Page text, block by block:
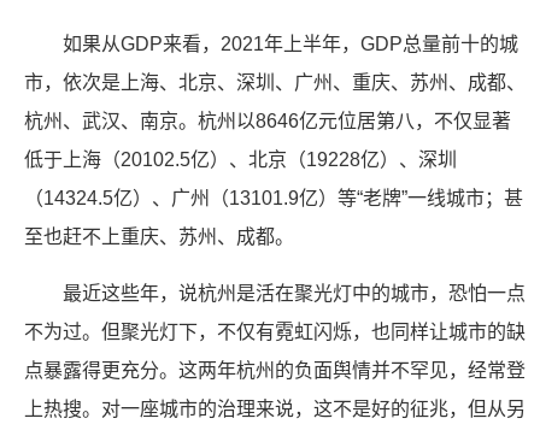
如果从GDP来看，2021年上半年，GDP总量前十的城
市，依次是上海、北京、深圳、广州、重庆、苏州、成都、
杭州、武汉、南京。杭州以8646亿元位居第八，不仅显著
低于上海（20102.5亿）、北京（19228亿）、深圳
（14324.5亿）、广州（13101.9亿）等“老牌”一线城市；甚
至也赶不上重庆、苏州、成都。
最近这些年，说杭州是活在聚光灯中的城市，恐怕一点
不为过。但聚光灯下，不仅有霓虹闪烁，也同样让城市的缺
点暴露得更充分。这两年杭州的负面舆情并不罕见，经常登
上热搜。对一座城市的治理来说，这不是好的征兆，但从另